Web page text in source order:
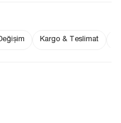
Gelince Haber Ver
Kargo & Teslimat